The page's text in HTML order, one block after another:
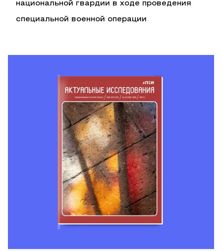
национальной гвардии в ходе проведения
специальной военной операции